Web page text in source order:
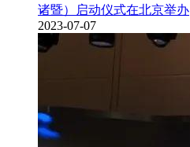
诸暨）启动仪式在北京举办
2023-07-07